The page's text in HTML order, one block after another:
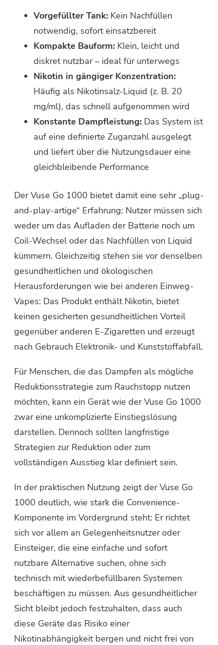
Vorgefüllter Tank: Kein Nachfüllen
notwendig, sofort einsatzbereit
Kompakte Bauform: Klein, leicht und
diskret nutzbar – ideal für unterwegs
Nikotin in gängiger Konzentration:
Häufig als Nikotinsalz-Liquid (z. B. 20
mg/ml), das schnell aufgenommen wird
Konstante Dampfleistung: Das System ist
auf eine definierte Zuganzahl ausgelegt
und liefert über die Nutzungsdauer eine
gleichbleibende Performance
Der Vuse Go 1000 bietet damit eine sehr „plug-
and-play-artige“ Erfahrung: Nutzer müssen sich
weder um das Aufladen der Batterie noch um
Coil-Wechsel oder das Nachfüllen von Liquid
kümmern. Gleichzeitig stehen sie vor denselben
gesundheitlichen und ökologischen
Herausforderungen wie bei anderen Einweg-
Vapes: Das Produkt enthält Nikotin, bietet
keinen gesicherten gesundheitlichen Vorteil
gegenüber anderen E-Zigaretten und erzeugt
nach Gebrauch Elektronik- und Kunststoffabfall.
Für Menschen, die das Dampfen als mögliche
Reduktionsstrategie zum Rauchstopp nutzen
möchten, kann ein Gerät wie der Vuse Go 1000
zwar eine unkomplizierte Einstiegslösung
darstellen. Dennoch sollten langfristige
Strategien zur Reduktion oder zum
vollständigen Ausstieg klar definiert sein.
In der praktischen Nutzung zeigt der Vuse Go
1000 deutlich, wie stark die Convenience-
Komponente im Vordergrund steht: Er richtet
sich vor allem an Gelegenheitsnutzer oder
Einsteiger, die eine einfache und sofort
nutzbare Alternative suchen, ohne sich
technisch mit wiederbefüllbaren Systemen
beschäftigen zu müssen. Aus gesundheitlicher
Sicht bleibt jedoch festzuhalten, dass auch
diese Geräte das Risiko einer
Nikotinabhängigkeit bergen und nicht frei von